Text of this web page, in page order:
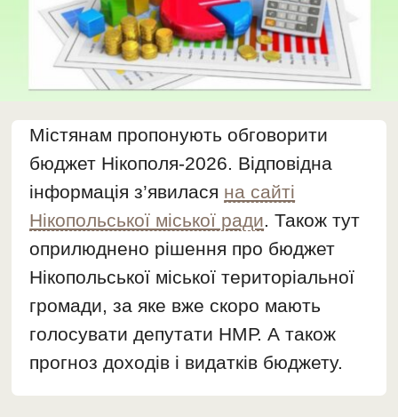
Містянам пропонують обговорити
бюджет Нікополя-2026. Відповідна
інформація з’явилася на сайті
Нікопольської міської ради. Також тут
оприлюднено рішення про бюджет
Нікопольської міської територіальної
громади, за яке вже скоро мають
голосувати депутати НМР. А також
прогноз доходів і видатків бюджету.